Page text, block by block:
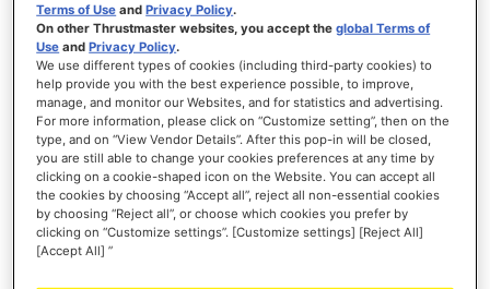
Évaluation:
90%
109,99 €
AJOUTER AU PANIER
AJOUTER
AUX
FAVORIS
VOIR
Terms of Use andPrivacy Policy.
On other Thrustmaster websites, you accept theglobal Terms of
Use andPrivacy Policy.
We use different types of cookies (including third-party cookies) to
help provide you with the best experience possible, to improve,
manage, and monitor our Websites, and for statistics and advertising.
For more information, please click on “Customize setting”, then on the
type, and on “View Vendor Details”. After this pop-in will be closed,
you are still able to change your cookies preferences at any time by
clicking on a cookie-shaped icon on the Website. You can accept all
the cookies by choosing “Accept all”, reject all non-essential cookies
by choosing “Reject all”, or choose which cookies you prefer by
clicking on “Customize settings”. [Customize settings] [Reject All]
[Accept All] ”